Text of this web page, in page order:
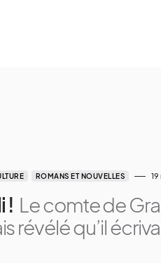
ROMANS ET NOUVELLES
! Le comte de
révélé qu’il